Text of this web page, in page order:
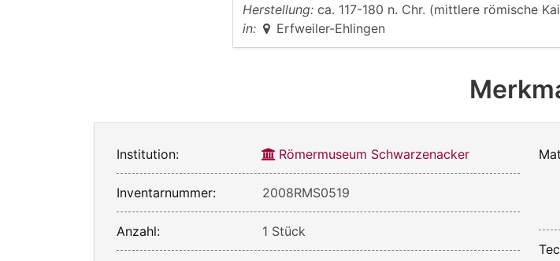
Herstellung: ca. 117-180 n. Chr. (mittlere römische
in:
Erfweiler-Ehlingen
Institution: Römermuseum Schwarzenacker
Inventarnummer: 2008RMS0519
Anzahl: 1 Stück